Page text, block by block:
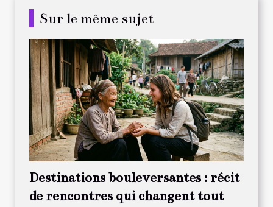
Sur le même sujet
Destinations bouleversantes : récit
de rencontres qui changent tout